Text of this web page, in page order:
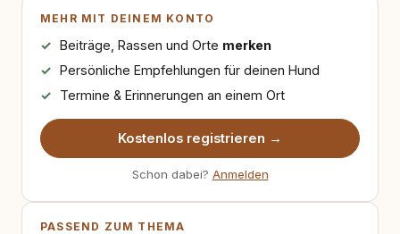
MEHR MIT DEINEM KONTO
Beiträge, Rassen und Orte merken
Persönliche Empfehlungen für deinen Hund
Termine & Erinnerungen an einem Ort
Kostenlos registrieren →
Schon dabei? Anmelden
PASSEND ZUM THEMA